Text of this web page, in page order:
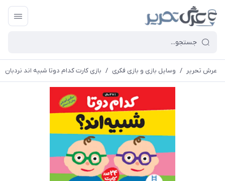
عرش تحریر / وسایل بازی و بازی فکری / بازی کارت کدام دوتا شبیه اند نردبان